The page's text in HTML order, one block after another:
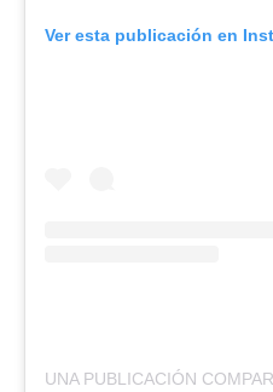
Ver esta publicación en